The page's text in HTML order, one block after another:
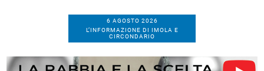
6 AGOSTO 2026
L’INFORMAZIONE DI IMOLA E
CIRCONDARIO